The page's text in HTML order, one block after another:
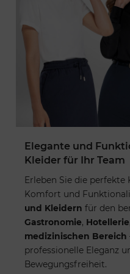
Elegante und
Kleider für Ihr Team
Erleben Sie die
Komfort und
und Kleidern für den
Gastronomie, Hotellerie
medizinischen Bereich
professionelle Eleganz
Bewegungsfreiheit.